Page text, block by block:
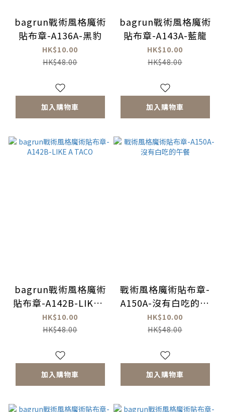
bagrun戰術風格魔術
貼布章-A136A-黑豹
HK$10.00
HK$48.00
加入購物車
bagrun戰術風格魔術
貼布章-A143A-藍龍
HK$10.00
HK$48.00
加入購物車
bagrun戰術風格魔術
貼布章-A142B-LIKE A
TACO
HK$10.00
HK$48.00
加入購物車
戰術風格魔術貼布章-
A150A-沒有白吃的午
餐
HK$10.00
HK$48.00
加入購物車